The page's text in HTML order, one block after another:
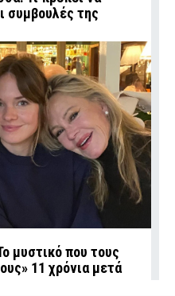
συμβουλές της
μυστικό που τους
11 χρόνια μετά